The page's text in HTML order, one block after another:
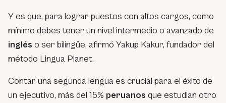
Y es que, para lograr puestos con altos cargos, como
mínimo debes tener un nivel intermedio o avanzado de
inglés o ser bilingüe, afirmó Yakup Kakur, fundador del
método Lingua Planet.
Contar una segunda lengua es crucial para el éxito de
un ejecutivo, más del 15% peruanos que estudian otro